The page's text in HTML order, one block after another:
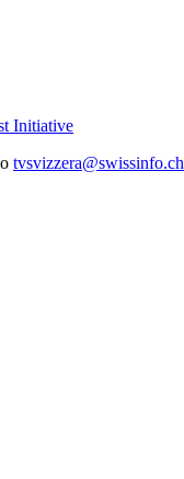
Initiative
tvsvizzera@swissinfo.ch